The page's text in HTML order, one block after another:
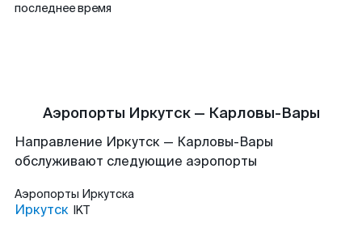
последнее время
Аэропорты Иркутск — Карловы-Вары
Направление Иркутск — Карловы-Вары
обслуживают следующие аэропорты
Аэропорты Иркутска
Иркутск IKT